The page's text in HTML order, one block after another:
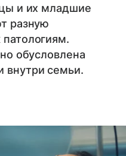
и их младшие
разную
обусловлена
внутри семьи.